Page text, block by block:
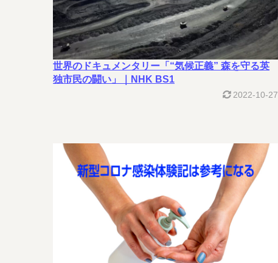
世界のドキュメンタリー「“気候正義” 森を守る英
独市民の闘い」｜NHK BS1
2022-10-27